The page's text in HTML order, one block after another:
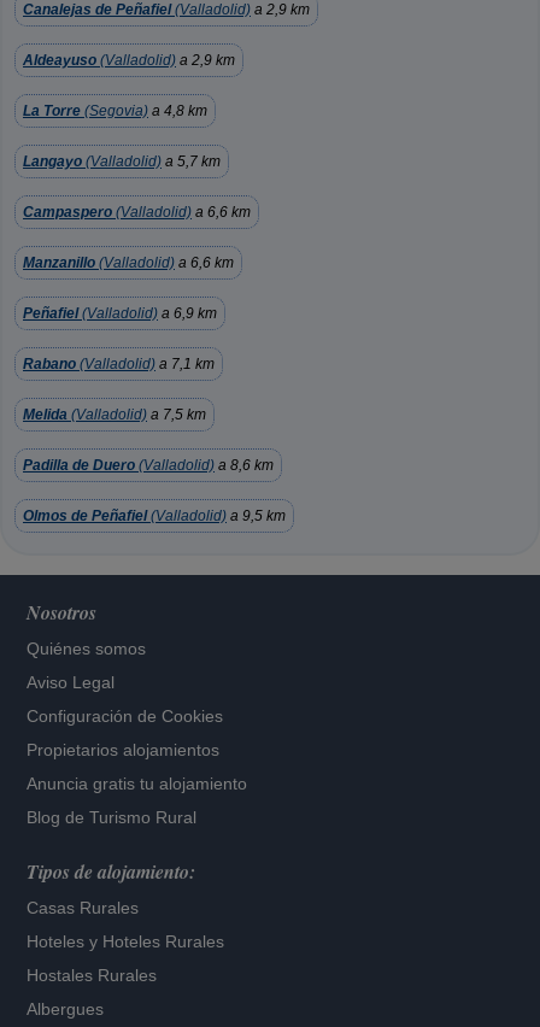
Canalejas de Peñafiel(Valladolid) a 2,9 km
Aldeayuso (Valladolid) a 2,9 km
La Torre (Segovia) a 4,8 km
Langayo (Valladolid) a 5,7 km
Campaspero (Valladolid) a 6,6 km
Manzanillo (Valladolid) a 6,6 km
Peñafiel(Valladolid) a 6,9 km
Rabano (Valladolid) a 7,1 km
Melida (Valladolid) a 7,5 km
Padilla de Duero (Valladolid) a 8,6 km
Olmos de Peñafiel(Valladolid) a 9,5 km
Nosotros
Quiénes somos
Aviso Legal
Configuración de Cookies
Propietarios alojamientos
Anuncia gratis tu alojamiento
Blog de Turismo Rural
Tipos de alojamiento:
Casas Rurales
Hoteles y Hoteles Rurales
Hostales Rurales
Albergues